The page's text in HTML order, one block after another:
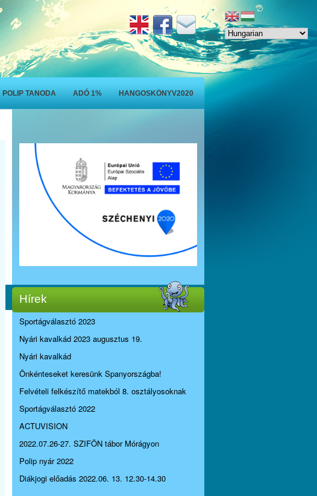
POLIP TANODA ADÓ 1% HANGOSKÖNYV2020
Hírek
Sportágválasztó 2023
Nyári kavalkád 2023 augusztus 19.
Nyári kavalkád
Önkénteseket keresünk Spanyországba!
Felvételi felkészítő matekból 8. osztályosoknak
Sportágválasztó 2022
ACTUVISION
2022.07.26-27. SZIFÖN tábor Mórágyon
Polip nyár 2022
Diákjogi előadás 2022.06. 13. 12.30-14.30